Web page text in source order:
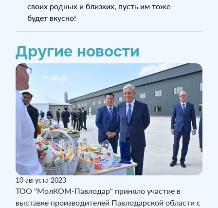
своих родных и близких, пусть им тоже
будет вкусно!
Другие новости
10 августа 2023
ТОО "МолКОМ-Павлодар" приняло участие в
выставке производителей Павлодарской области с